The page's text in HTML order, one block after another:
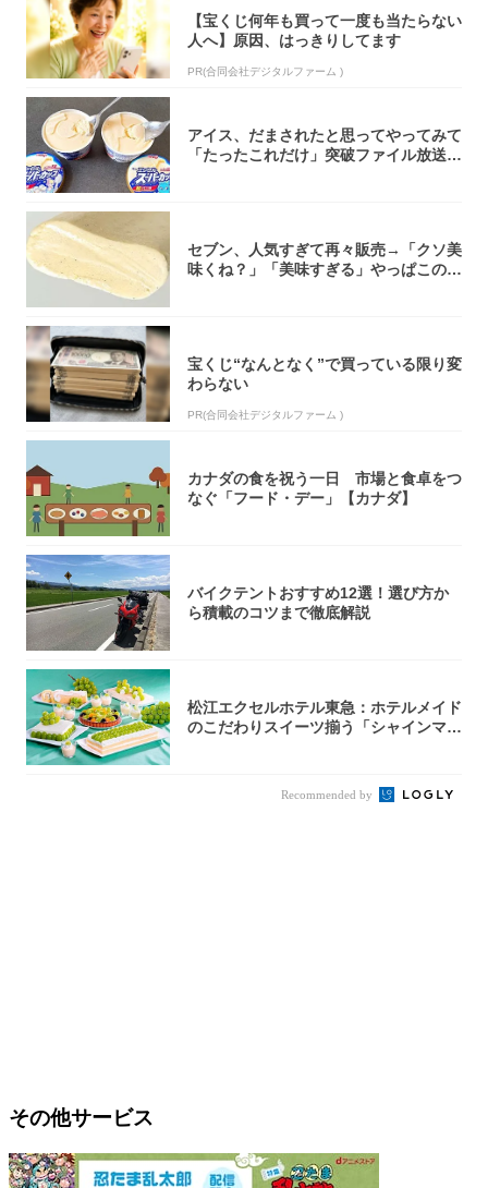
【宝くじ何年も買って一度も当たらない
人へ】原因、はっきりしてます
PR(合同会社デジタルファーム )
アイス、だまされたと思ってやってみて
「たったこれだけ」突破ファイル放送で
セブン、人気すぎて再々販売→「クソ美
味くね？」「美味すぎる」やっぱこのク
宝くじ“なんとなく”で買っている限り変
わらない
PR(合同会社デジタルファーム )
カナダの食を祝う一日 市場と食卓をつ
なぐ「フード・デー」【カナダ】
バイクテントおすすめ12選！選び方か
ら積載のコツまで徹底解説
松江エクセルホテル東急：ホテルメイド
のこだわりスイーツ揃う「シャインマス
Recommended by
その他サービス